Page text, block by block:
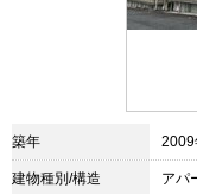
築年 2009
建物種別/構造 アパ